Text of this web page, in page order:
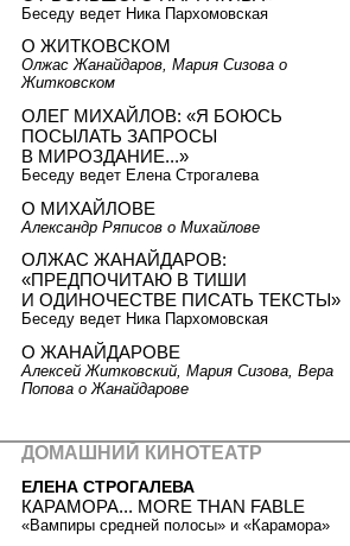
Беседу ведет Ника Пархомовская
О ЖИТКОВСКОМ
Олжас Жанайдаров, Мария Сизова о
Житковском
ОЛЕГ МИХАЙЛОВ: «Я БОЮСЬ
ПОСЫЛАТЬ ЗАПРОСЫ
В МИРОЗДАНИЕ...»
Беседу ведет Елена Строгалева
О МИХАЙЛОВЕ
Александр Ряписов о Михайлове
ОЛЖАС ЖАНАЙДАРОВ:
«ПРЕДПОЧИТАЮ В ТИШИ
И ОДИНОЧЕСТВЕ ПИСАТЬ ТЕКСТЫ»
Беседу ведет Ника Пархомовская
О ЖАНАЙДАРОВЕ
Алексей Житковский, Мария Сизова, Вера
Попова о Жанайдарове
ДОМАШНИЙ КИНОТЕАТР
ЕЛЕНА СТРОГАЛЕВА
КАРАМОРА... MORE THAN FABLE
«Вампиры средней полосы» и «Карамора»